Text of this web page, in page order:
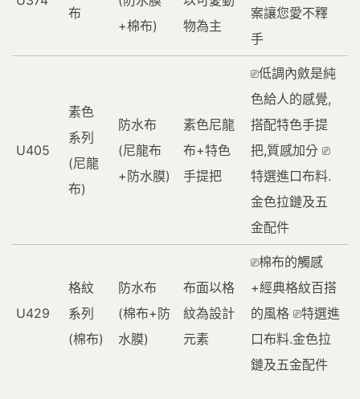
布
+棉布)
物為主
案讓您愛不釋
手
U405
素色
系列
(尼龍
布)
防水布
(尼龍布
+防水膜)
素色尼龍
布+特色
手提把
⎚低調內斂是純
色給人的感覺,
搭配特色手提
把,質感加分 ⎚
特選進口布料.
金色拉鏈及五
金配件
U429
格紋
系列
(棉布)
防水布
(棉布+防
水膜)
布面以格
紋為設計
元素
⎚棉布的觸感
+經典格紋百搭
的風格 ⎚特選進
口布料.金色拉
鏈及五金配件